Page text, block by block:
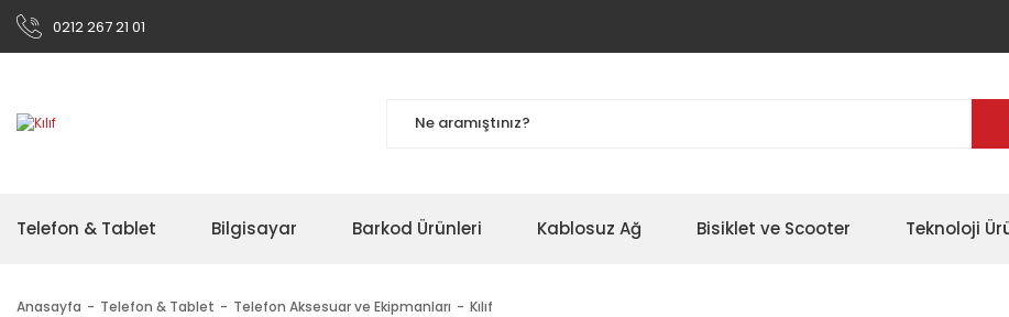
0212 267 21 01
Telefon & Tablet Bilgisayar Barkod Ürünleri Kablosuz Ağ Bisiklet ve Scooter Teknoloji
Anasayfa Telefon & Tablet Telefon Aksesuar ve Ekipmanları Kılıf